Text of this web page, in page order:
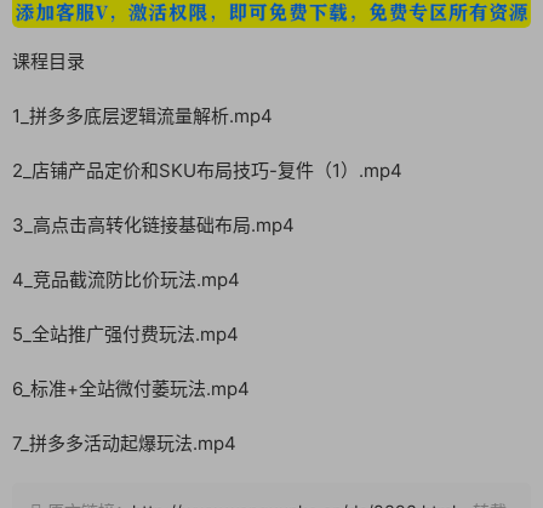
课程目录
1_拼多多底层逻辑流量解析.mp4
2_店铺产品定价和SKU布局技巧-复件（1）.mp4
3_高点击高转化链接基础布局.mp4
4_竞品截流防比价玩法.mp4
5_全站推广强付费玩法.mp4
6_标准+全站微付萎玩法.mp4
7_拼多多活动起爆玩法.mp4